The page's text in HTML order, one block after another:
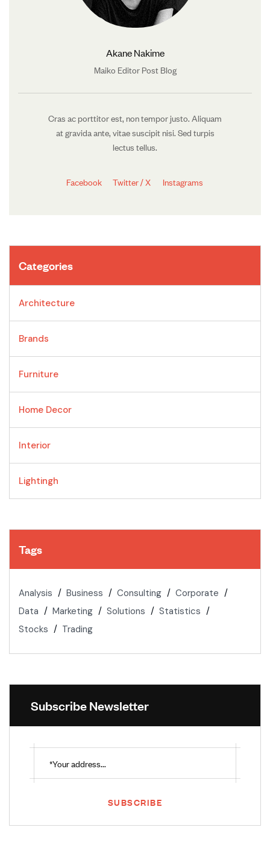
Akane Nakime
Maiko Editor Post Blog
Cras ac porttitor est, non tempor justo. Aliquam
at gravida ante, vitae suscipit nisi. Sed turpis
lectus tellus.
Facebook Twitter / X Instagrams
Categories
Architecture
Brands
Furniture
Home Decor
Interior
Lightingh
Tags
Analysis Business Consulting
Corporate
Data
Marketing Solutions
Statistics
Stocks
Trading
Subscribe Newsletter
SUBSCRIBE